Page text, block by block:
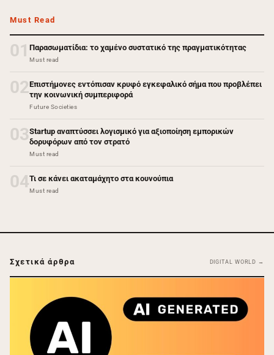
Must Read
01 Παρασωματίδια: το χαμένο συστατικό της πραγματικότητας
Must read
02Επιστήμονες εντόπισαν κρυφό εγκεφαλικό σήμα που προβλέπει
την κοινωνική συμπεριφορά
Future Societies
03Startup αναπτύσσει λογισμικό για αξιοποίηση εμπορικών
δορυφόρων από τον στρατό
Must read
04Τι σε κάνει ακαταμάχητο στα κουνούπια
Must read
Σχετικά άρθρα DIGITAL WORLD →